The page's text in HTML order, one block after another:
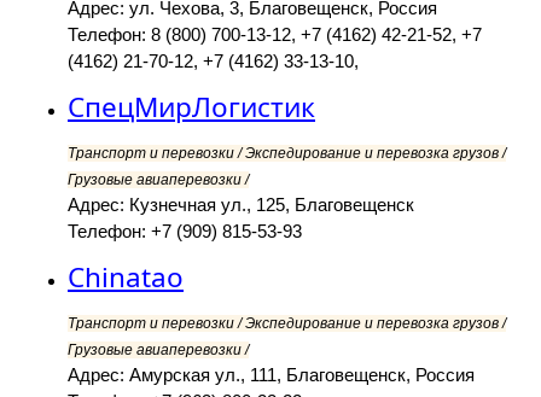
Адрес: ул. Чехова, 3, Благовещенск, Россия
Телефон: 8 (800) 700-13-12, +7 (4162) 42-21-52, +7
(4162) 21-70-12, +7 (4162) 33-13-10,
СпецМирЛогистик
Транспорт и перевозки / Экспедирование и перевозка грузов /
Грузовые авиаперевозки /
Адрес: Кузнечная ул., 125, Благовещенск
Телефон: +7 (909) 815-53-93
Chinatao
Транспорт и перевозки / Экспедирование и перевозка грузов /
Грузовые авиаперевозки /
Адрес: Амурская ул., 111, Благовещенск, Россия